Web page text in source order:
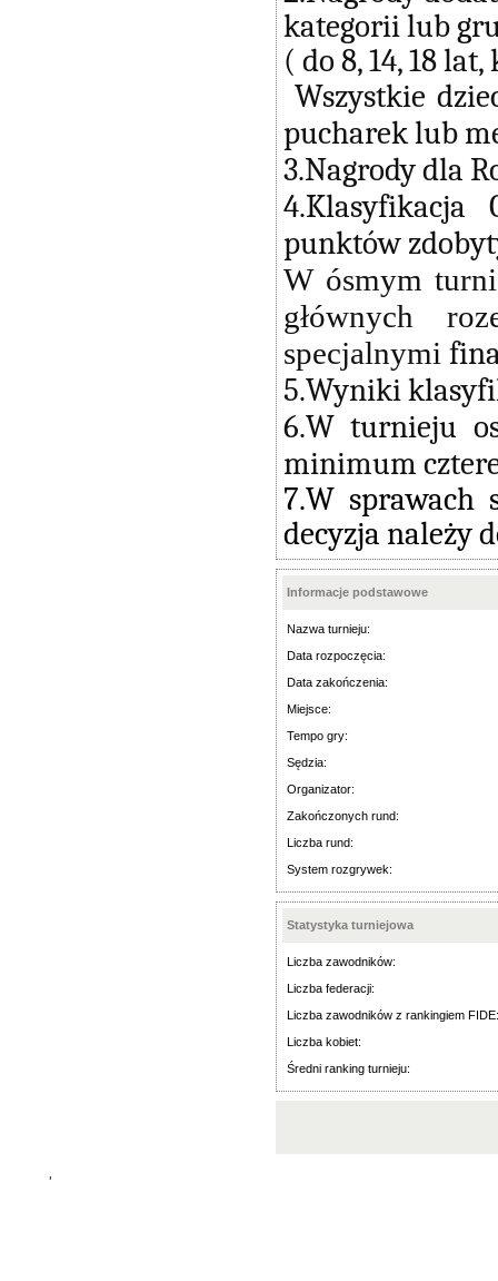
kategorii lub
( do 8, 14, 18
Wszystkie
pucharek lub
3.Nagrody dla
punktów
W ósmym
głównych
specjalnymi
5.Wyniki
6.W turnieju
minimum
7.W sprawach
decyzja należy
Informacje podstawowe
Nazwa turnieju:
Data rozpoczęcia:
Data zakończenia:
Miejsce:
Tempo gry:
Sędzia:
Organizator:
Zakończonych rund:
Liczba rund:
System rozgrywek:
Statystyka turniejowa
Liczba zawodników:
Liczba federacji:
Liczba zawodników z rankingiem FIDE:
Liczba kobiet:
Średni ranking turnieju:
'